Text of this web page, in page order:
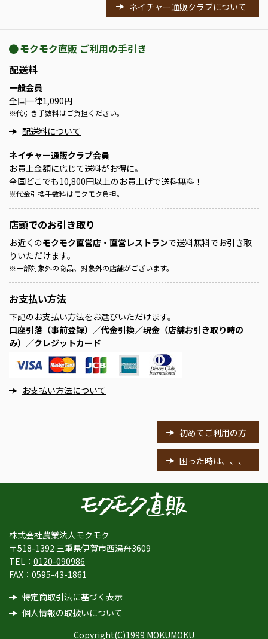
ネイチャー通販クラブについて
モクモク直販 ご利用の手引き
配送料
一般会員
全国一律1,090円
※代引き手数料はご負担ください。
配送料について
ネイチャー通販クラブ会員
お買上金額に応じて送料がお得に。
全国どこでも10,800円以上のお買上げで送料無料！
※代金引換手数料はモクモク負担。
店頭でのお引き取り
お近くのモクモク直営店・直営レストランで送料無料でお引き取
りいただけます。
※一部対象外の商品、対象外の店舗がございます。
お支払い方法
下記のお支払い方法をお選びいただけます。
口座引落（事前登録）／代金引換／現金（店舗お引き取り時の
み）／クレジットカード
お支払い方法について
初めてご利用の方
困った時は、、、
株式会社農業法人モクモク
〒518-1392 三重県伊賀市西湯舟3609
TEL： 0120-090986
FAX：0595-43-1861
特定商取引法に基づく表示
個人情報の取扱いについて
Copyright(C)1999 MOKUMOKU